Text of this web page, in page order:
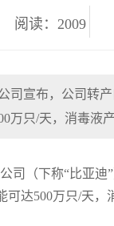
阅读：2009
司宣布，公司转
万只/天，消毒液
司（下称“比亚
达500万只/天，